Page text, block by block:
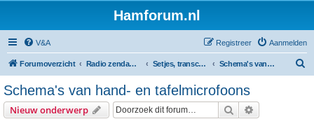
Hamforum.nl
V&A Aanmelden
Registreer
Forumoverzicht Radio zendamateur, luisteramateur en elektronica zelfbouw Setjes, transceivers, portofoons, ontvangers, mods, tips, etc Schema's van hand- en tafelmicrofoons
Schema's van hand- en tafelmicrofoons
Nieuw onderwerp Zoek